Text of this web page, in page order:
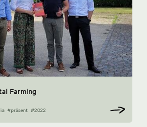
Farming
#präsent #2022